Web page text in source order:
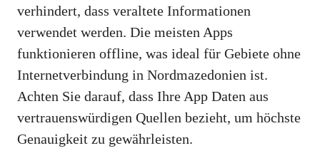
verhindert, dass veraltete Informationen
verwendet werden. Die meisten Apps
funktionieren offline, was ideal für Gebiete ohne
Internetverbindung in Nordmazedonien ist.
Achten Sie darauf, dass Ihre App Daten aus
vertrauenswürdigen Quellen bezieht, um höchste
Genauigkeit zu gewährleisten.